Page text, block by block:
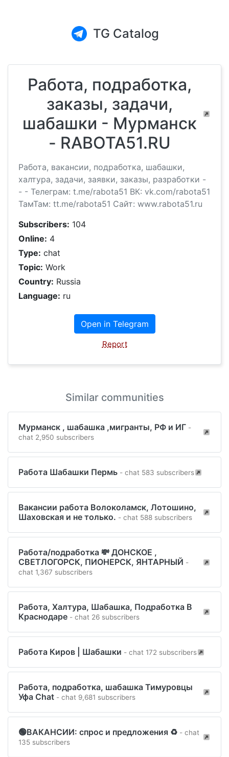
TG Catalog
Работа, подработка,
заказы, задачи,
шабашки - Мурманск
- RABOTA51.RU
Работа, вакансии, подработка, шабашки,
халтура, задачи, заявки, заказы, разработки -
- - Телеграм: t.me/rabota51 ВК: vk.com/rabota51
ТамТам: tt.me/rabota51 Сайт: www.rabota51.ru
Subscribers: 104
Online: 4
Type: chat
Topic: Work
Country: Russia
Language: ru
Open in Telegram
Report
Similar communities
Мурманск , шабашка ,мигранты, РФ и ИГ -
chat 2,950 subscribers
Работа Шабашки Пермь - chat 583 subscribers
Вакансии работа Волоколамск, Лотошино,
Шаховская и не только. - chat 588 subscribers
Работа/подработка 💸 ДОНСКОЕ ,
СВЕТЛОГОРСК, ПИОНЕРСК, ЯНТАРНЫЙ -
chat 1,367 subscribers
Работа, Халтура, Шабашка, Подработка В
Краснодаре - chat 26 subscribers
Работа Киров | Шабашки - chat 172 subscribers
Работа, подработка, шабашка Тимуровцы
Уфа Chat - chat 9,681 subscribers
️🟢ВАКАНСИИ: спрос и предложения ♻️ - chat
135 subscribers